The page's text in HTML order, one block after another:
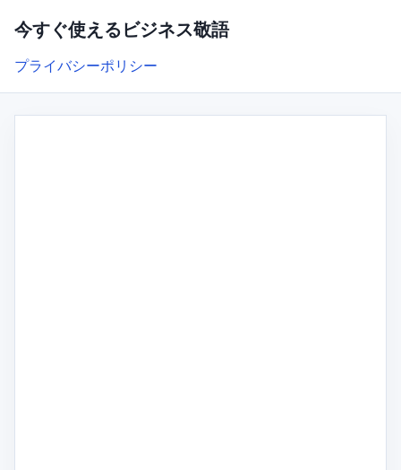
今すぐ使えるビジネス敬語
プライバシーポリシー